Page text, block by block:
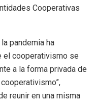
Cooperativas
pandemia ha
el cooperativismo se
a la forma privada de
reunir en una misma